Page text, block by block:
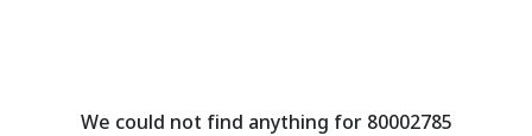
We could not find anything for 80002785